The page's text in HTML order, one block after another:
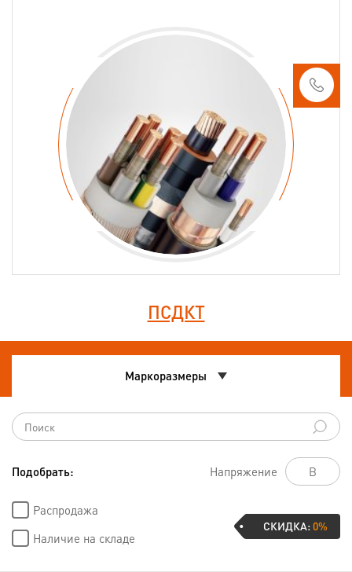
ПСДКТ
Маркоразмеры
Подобрать: Напряжение
Распродажа
Наличие на складе
СКИДКА:0%